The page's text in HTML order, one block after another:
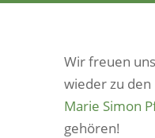
Wir freuen
wieder zu
Marie Simon
gehören!